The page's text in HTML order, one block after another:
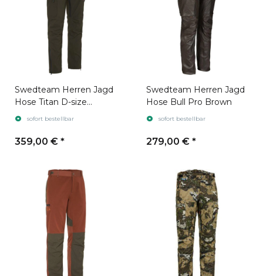
Swedteam Herren Jagd
Hose Titan D-size
Swedteam Green
sofort bestellbar
359,00 € *
Swedteam Herren Jagd
Hose Bull Pro Brown
sofort bestellbar
279,00 € *